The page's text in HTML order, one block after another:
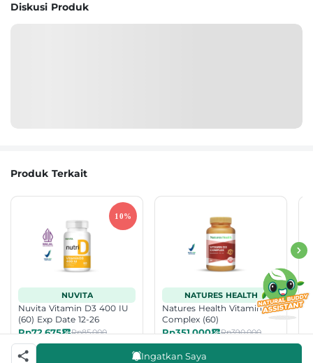
Diskusi Produk
Produk Terkait
NUVITA
Nuvita Vitamin D3 400 IU
(60) Exp Date 12-26
Rp72.675 Rp85.000
5.0629 Terjual
Best Seller
NATURES HEALTH
Natures Health Vitamin D3
Complex (60)
Rp351.000 Rp390.000
5.0155 Terjual
Best Seller
Ingatkan Saya